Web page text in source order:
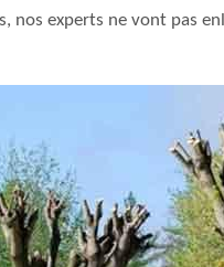
experts ne vont pas